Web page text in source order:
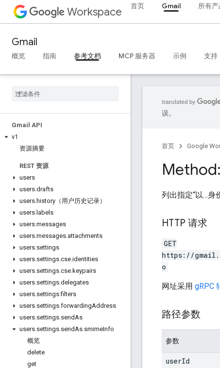
Workspace 首页 Gmail 所有产
Gmail
概览 指南 参考文档 MCP 服务器 示例 支持
Gmail API
v1
资源摘要
REST 资源
users
users.drafts
users.history（用户历史记录）
users. labels
users.messages
users.messages.attachments
users.settings
users.settings.cse.identities
users.settings.cse.keypairs
users.settings.delegates
users.settings.filters
users.settings.forwardingAddress
users.settings.sendAs
users.settings.sendAs.smimeInfo
概览
delete
get
误。
首页 Google
列出指定“以…身
HTTP 请求
GET
https://
o
网址采用 gRPC
路径参数
参数
userId